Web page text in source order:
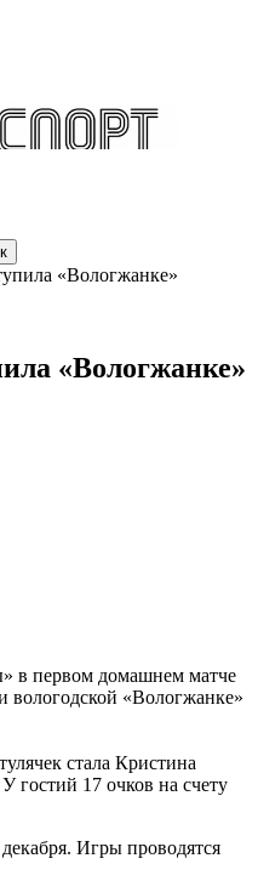
«Вологжанке»
«Вологжанке»
в первом домашнем матче
«Вологжанке»
стала Кристина
гостий 17 очков на счету
Игры проводятся